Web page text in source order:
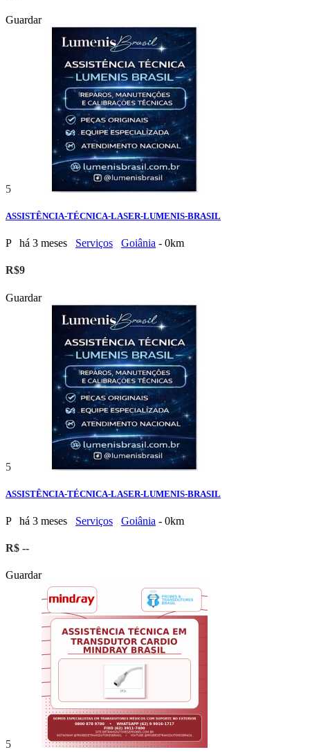
Guardar
5
ASSISTÊNCIA-TÉCNICA-LASER-LUMENIS-BRASIL
P há 3 meses Serviços Goiânia - 0km
R$9
Guardar
5
ASSISTÊNCIA-TÉCNICA-LASER-LUMENIS-BRASIL
P há 3 meses Serviços Goiânia - 0km
R$ --
Guardar
5